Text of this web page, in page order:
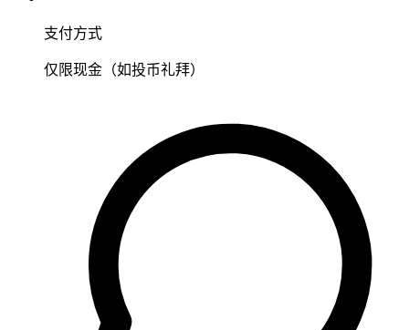
支付方式
仅限现金（如投币礼拜）